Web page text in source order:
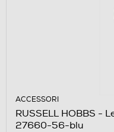
ACCESSORI
RUSSELL HOBBS -
27660-56-blu